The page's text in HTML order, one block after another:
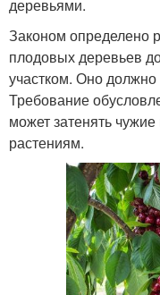
деревьями.
Законом определено
плодовых деревьев
участком. Оно
Требование
может затенять
растениям.